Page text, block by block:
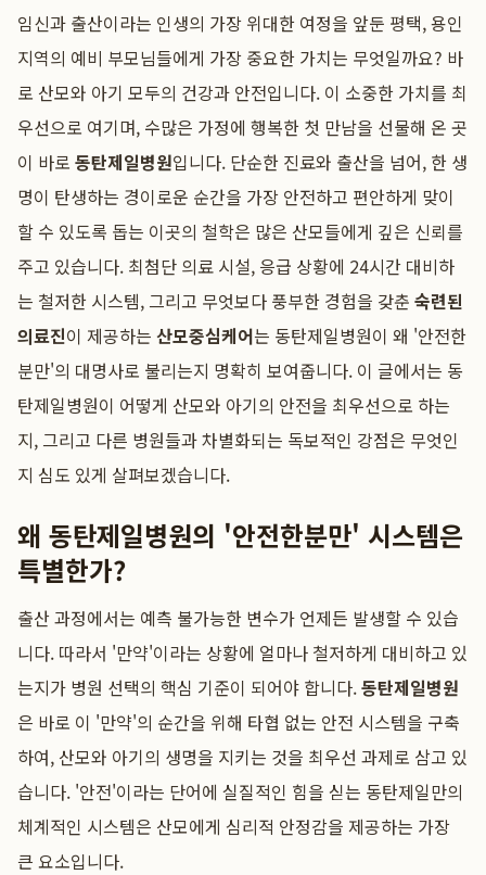
임신과 출산이라는 인생의 가장 위대한 여정을 앞둔 평택, 용인
지역의 예비 부모님들에게 가장 중요한 가치는 무엇일까요? 바
로 산모와 아기 모두의 건강과 안전입니다. 이 소중한 가치를 최
우선으로 여기며, 수많은 가정에 행복한 첫 만남을 선물해 온 곳
이 바로 동탄제일병원입니다. 단순한 진료와 출산을 넘어, 한 생
명이 탄생하는 경이로운 순간을 가장 안전하고 편안하게 맞이
할 수 있도록 돕는 이곳의 철학은 많은 산모들에게 깊은 신뢰를
주고 있습니다. 최첨단 의료 시설, 응급 상황에 24시간 대비하
는 철저한 시스템, 그리고 무엇보다 풍부한 경험을 갖춘 숙련된
의료진이 제공하는 산모중심케어는 동탄제일병원이 왜 '안전한
분만'의 대명사로 불리는지 명확히 보여줍니다. 이 글에서는 동
탄제일병원이 어떻게 산모와 아기의 안전을 최우선으로 하는
지, 그리고 다른 병원들과 차별화되는 독보적인 강점은 무엇인
지 심도 있게 살펴보겠습니다.
왜 동탄제일병원의 '안전한분만' 시스템은
특별한가?
출산 과정에서는 예측 불가능한 변수가 언제든 발생할 수 있습
니다. 따라서 '만약'이라는 상황에 얼마나 철저하게 대비하고 있
는지가 병원 선택의 핵심 기준이 되어야 합니다.동탄제일병원
은 바로 이 '만약'의 순간을 위해 타협 없는 안전 시스템을 구축
하여, 산모와 아기의 생명을 지키는 것을 최우선 과제로 삼고 있
습니다. '안전'이라는 단어에 실질적인 힘을 싣는 동탄제일만의
체계적인 시스템은 산모에게 심리적 안정감을 제공하는 가장
큰 요소입니다.